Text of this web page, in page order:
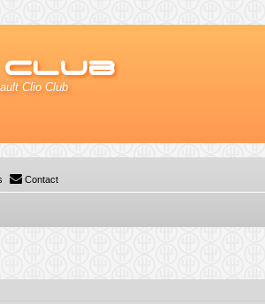
Club
Clio Club
Contact